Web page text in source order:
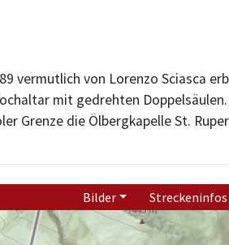
vermutlich von Lorenzo Sciasca
mit gedrehten Doppelsäulen.
Grenze die Ölbergkapelle St.
Bilder Streckeninfos